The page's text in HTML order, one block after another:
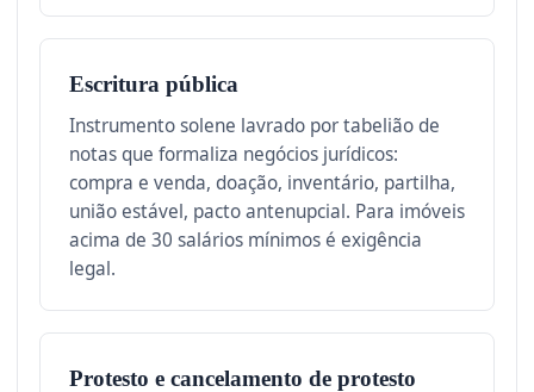
Escritura pública
Instrumento solene lavrado por tabelião de
notas que formaliza negócios jurídicos:
compra e venda, doação, inventário, partilha,
união estável, pacto antenupcial. Para imóveis
acima de 30 salários mínimos é exigência
legal.
Protesto e cancelamento de protesto